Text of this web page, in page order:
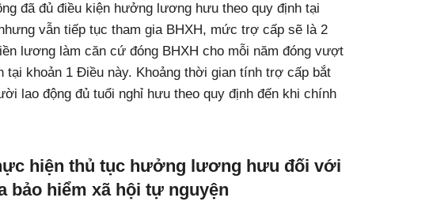
đã đủ điều kiện hưởng lương hưu theo quy định tại
vẫn tiếp tục tham gia BHXH, mức trợ cấp sẽ là 2
lương làm căn cứ đóng BHXH cho mỗi năm đóng vượt
tại khoản 1 Điều này. Khoảng thời gian tính trợ cấp bắt
lao động đủ tuổi nghỉ hưu theo quy định đến khi chính
hiện thủ tục hưởng lương hưu đối với
bảo hiểm xã hội tự nguyện